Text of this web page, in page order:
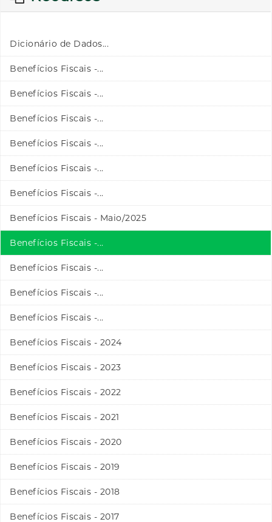
Dicionário de Dados...
Benefícios Fiscais -...
Benefícios Fiscais -...
Benefícios Fiscais -...
Benefícios Fiscais -...
Benefícios Fiscais -...
Benefícios Fiscais -...
Benefícios Fiscais - Maio/2025
Benefícios Fiscais -...
Benefícios Fiscais -...
Benefícios Fiscais -...
Benefícios Fiscais -...
Benefícios Fiscais - 2024
Benefícios Fiscais - 2023
Benefícios Fiscais - 2022
Benefícios Fiscais - 2021
Benefícios Fiscais - 2020
Benefícios Fiscais - 2019
Benefícios Fiscais - 2018
Benefícios Fiscais - 2017